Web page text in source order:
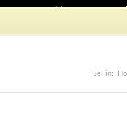
Sei in: